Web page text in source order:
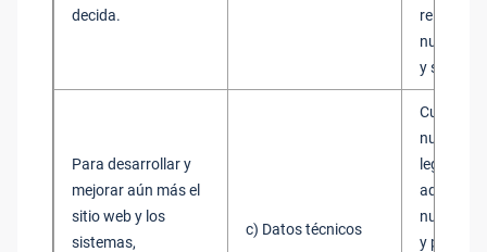
decida.
relevante
nuestros
y
Para desarrollar y
mejorar aún más el
sitio web y los
sistemas,
c) Datos técnicos
nuestros
legítimos
nuestros
y